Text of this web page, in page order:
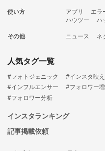
使い方
アプリ エラ
ハウツー
ハ
その他
ニュース ネ
人気タグ一覧
#フォトジェニック #インスタ映え
#インフルエンサー
#フォロワー
#フォロワー分析
インスタランキング
記事掲載依頼